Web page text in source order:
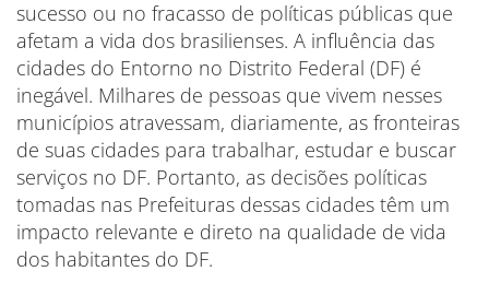
sucesso ou no fracasso de políticas públicas que
afetam a vida dos brasilienses. A influência das
cidades do Entorno no Distrito Federal (DF) é
inegável. Milhares de pessoas que vivem nesses
municípios atravessam, diariamente, as fronteiras
de suas cidades para trabalhar, estudar e buscar
serviços no DF. Portanto, as decisões políticas
tomadas nas Prefeituras dessas cidades têm um
impacto relevante e direto na qualidade de vida
dos habitantes do DF.